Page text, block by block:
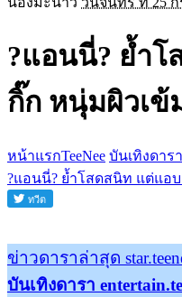
?แอนนี่? ย้ำ
กิ๊ก หนุ่มผิวเข้
หน้าแรกTeeNee บันเทิงดาร
?แอนนี่? ย้ำโสดสนิท แต่แอ
ข่าวดาราล่าสุด
บันเทิงดารา